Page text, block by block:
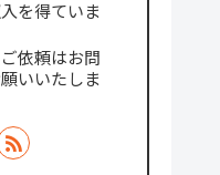
を得ていま
依頼はお問
いいたしま